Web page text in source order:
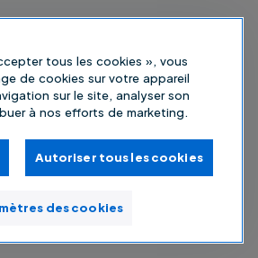
tous les cookies », vous
de cookies sur votre appareil
sur le site, analyser son
à nos efforts de marketing.
Autoriser tous les cookies
des cookies